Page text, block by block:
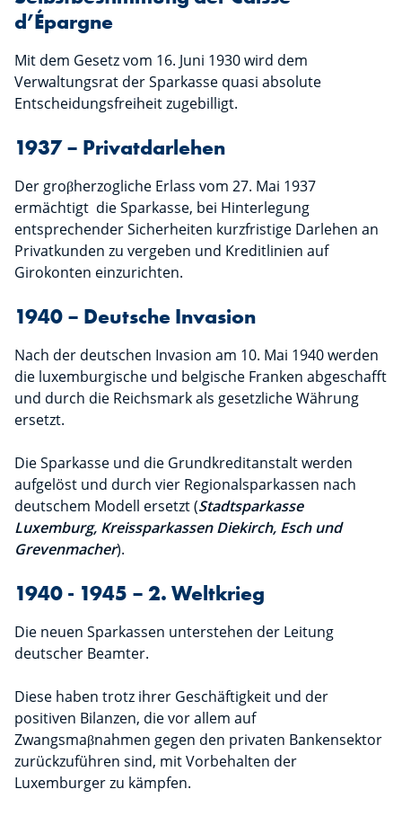
d’Épargne
Mit dem Gesetz vom 16. Juni 1930 wird dem
Verwaltungsrat der Sparkasse quasi absolute
Entscheidungsfreiheit zugebilligt.
1937 – Privatdarlehen
Der groβherzogliche Erlass vom 27. Mai 1937
ermächtigt die Sparkasse, bei Hinterlegung
entsprechender Sicherheiten kurzfristige Darlehen an
Privatkunden zu vergeben und Kreditlinien auf
Girokonten einzurichten.
1940 – Deutsche Invasion
Nach der deutschen Invasion am 10. Mai 1940 werden
die luxemburgische und belgische Franken abgeschafft
und durch die Reichsmark als gesetzliche Währung
ersetzt.
Die Sparkasse und die Grundkreditanstalt werden
aufgelöst und durch vier Regionalsparkassen nach
deutschem Modell ersetzt (Stadtsparkasse
Luxemburg, Kreissparkassen Diekirch, Esch und
Grevenmacher).
1940 - 1945 – 2. Weltkrieg
Die neuen Sparkassen unterstehen der Leitung
deutscher Beamter.
Diese haben trotz ihrer Geschäftigkeit und der
positiven Bilanzen, die vor allem auf
Zwangsmaβnahmen gegen den privaten Bankensektor
zurückzuführen sind, mit Vorbehalten der
Luxemburger zu kämpfen.